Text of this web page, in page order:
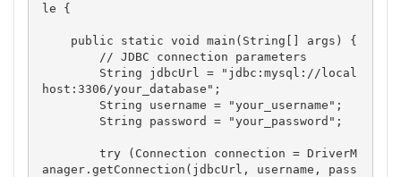
le {
host:3306/your_database";
anager.getConnection(jdbcUrl, username, pass